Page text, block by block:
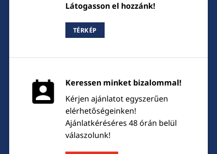
Látogasson el hozzánk!
TÉRKÉP
Keressen minket bizalommal!
Kérjen ajánlatot egyszerűen
elérhetőségeinken!
Ajánlatkéréséres 48 órán belül
válaszolunk!